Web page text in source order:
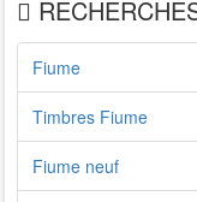
Fiume
Timbres Fiume
Fiume neuf